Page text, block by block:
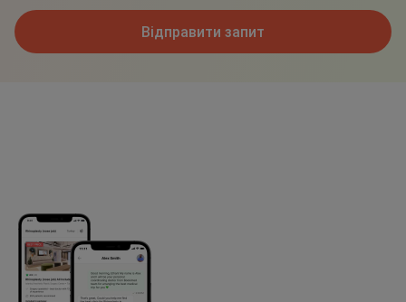
Відправити запит